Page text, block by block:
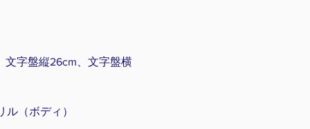
文字盤縦26cm、文字盤横
ル（ボディ）